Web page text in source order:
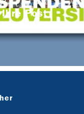
Ihre Post